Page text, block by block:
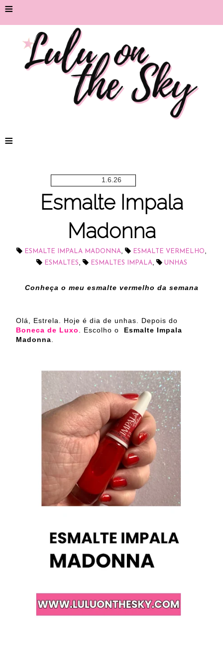
≡
≡
1.6.26
Esmalte Impala
Madonna
ESMALTE IMPALA MADONNA, ESMALTE VERMELHO,
ESMALTES, ESMALTES IMPALA, UNHAS
Conheça o meu esmalte vermelho da semana
Olá, Estrela. Hoje é dia de unhas. Depois do
Boneca de Luxo. Escolho o Esmalte Impala
Madonna.